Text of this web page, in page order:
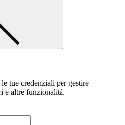
tue credenziali per gestire
e altre funzionalità.